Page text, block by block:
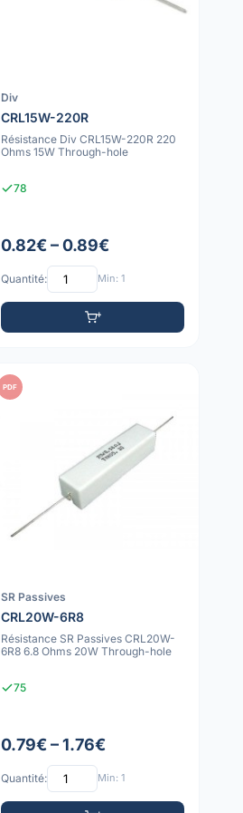
Div
CRL15W-220R
Résistance Div CRL15W-220R 220
Ohms 15W Through-hole
78
0.82€ – 0.89€
Quantité: Min: 1
PDF
SR Passives
CRL20W-6R8
Résistance SR Passives CRL20W-
6R8 6.8 Ohms 20W Through-hole
75
0.79€ – 1.76€
Quantité: Min: 1